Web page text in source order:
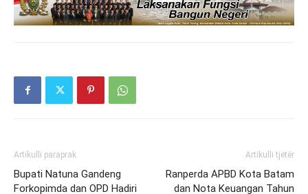
Artikulli paraprak
Bupati Natuna Gandeng
Forkopimda dan OPD Hadiri
Artikulli tjetër
Ranperda APBD Kota Batam
dan Nota Keuangan Tahun